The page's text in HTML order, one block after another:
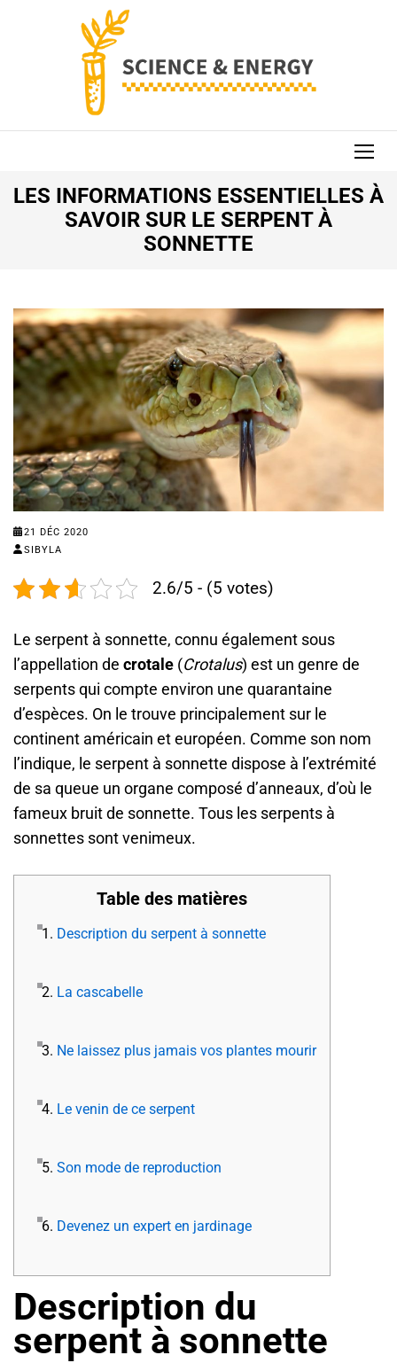
SCIENCE AND
LES INFORMATIONS ESSENTIELLES À
SAVOIR SUR LE SERPENT À
SONNETTE
21 DÉC 2020
SIBYLA
2.6/5 - (5 votes)
Le serpent à sonnette, connu également sous
l’appellation de crotale (Crotalus) est un genre de
serpents qui compte environ une quarantaine
d’espèces. On le trouve principalement sur le
continent américain et européen. Comme son nom
l’indique, le serpent à sonnette dispose à l’extrémité
de sa queue un organe composé d’anneaux, d’où le
fameux bruit de sonnette. Tous les serpents à
sonnettes sont venimeux.
Table des matières
1. Description du serpent à sonnette
2. La cascabelle
3. Ne laissez plus jamais vos plantes mourir
4. Le venin de ce serpent
5. Son mode de reproduction
6. Devenez un expert en jardinage
Description du
serpent à sonnette